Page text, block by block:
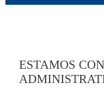
ESTAMOS